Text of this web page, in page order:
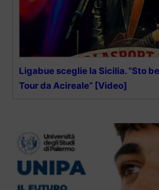
Ligabue sceglie la Sicilia. “Sto
Tour da Acireale” [Video]